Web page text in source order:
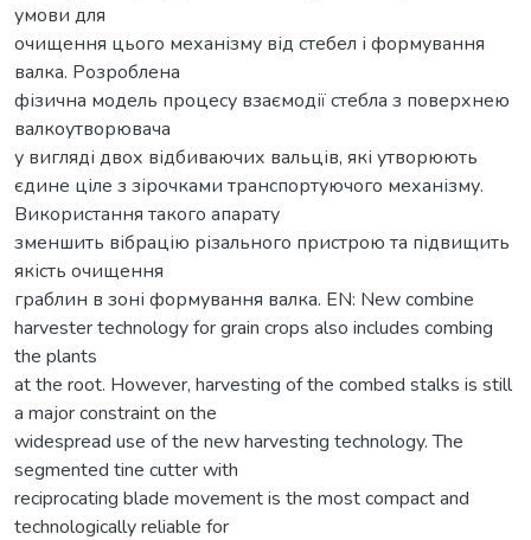
умови для
очищення цього механізму від стебел і формування
валка. Розроблена
фізична модель процесу взаємодії стебла з поверхнею
валкоутворювача
у вигляді двох відбиваючих вальців, які утворюють
єдине ціле з зірочками транспортуючого механізму.
Використання такого апарату
зменшить вібрацію різального пристрою та підвищить
якість очищення
граблин в зоні формування валка. EN: New combine
harvester technology for grain crops also includes combing
the plants
at the root. However, harvesting of the combed stalks is still
a major constraint on the
widespread use of the new harvesting technology. The
segmented tine cutter with
reciprocating blade movement is the most compact and
technologically reliable for